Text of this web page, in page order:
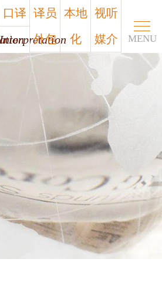
口译
Interpretation
口译
译员
外包
Outsourcing
外包
本地
化
Localization
视听
媒介
Media
视听
媒介
MENU